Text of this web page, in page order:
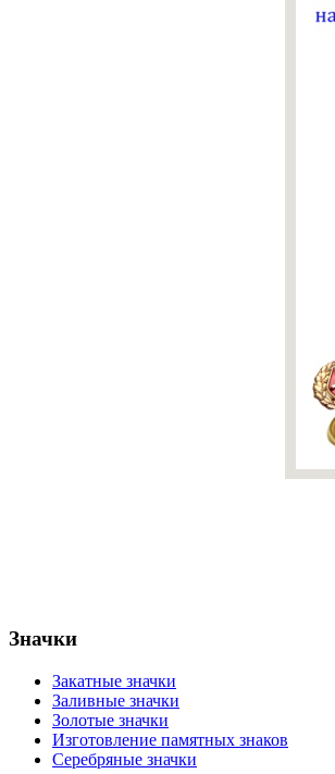
Значки
Закатные значки
Заливные значки
Золотые значки
Изготовление памятных знаков
Серебряные значки